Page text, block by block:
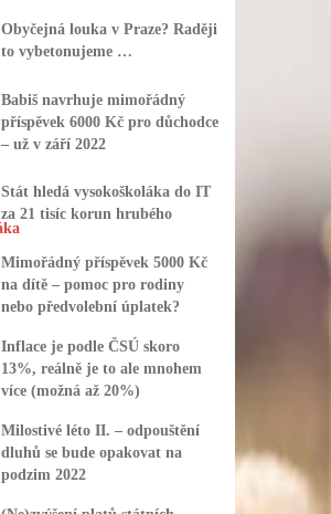
Obyčejná louka v Praze? Raději
to vybetonujeme …
Babiš navrhuje mimořádný
příspěvek 6000 Kč pro důchodce
– už v září 2022
Stát hledá vysokoškoláka do IT
za 21 tisíc korun hrubého
Mimořádný příspěvek 5000 Kč
na dítě – pomoc pro rodiny
nebo předvolební úplatek?
Inflace je podle ČSÚ skoro
13%, reálně je to ale mnohem
více (možná až 20%)
Milostivé léto II. – odpouštění
dluhů se bude opakovat na
podzim 2022